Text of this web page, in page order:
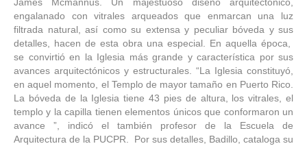
engalanado con vitrales arqueados que enmarcan una luz
filtrada natural, así como su extensa y peculiar bóveda y sus
detalles, hacen de esta obra una especial. En aquella época,
se convirtió en la Iglesia más grande y característica por sus
avances arquitectónicos y estructurales. “La Iglesia constituyó,
en aquel momento, el Templo de mayor tamaño en Puerto Rico.
La bóveda de la Iglesia tiene 43 pies de altura, los vitrales, el
templo y la capilla tienen elementos únicos que conformaron un
avance ”, indicó el también profesor de la Escuela de
Arquitectura de la PUCPR. Por sus detalles, Badillo, cataloga su